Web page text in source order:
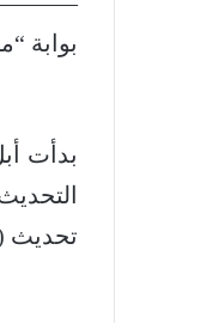
بوابة
تحديث Over-the-Air (OTA).